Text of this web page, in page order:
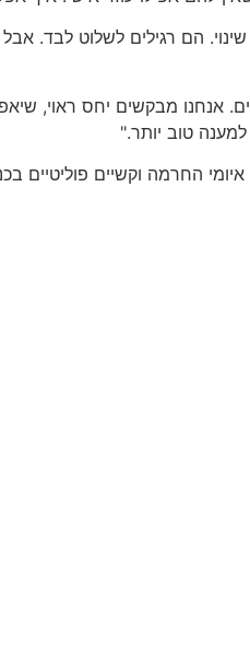
הם רגילים לשלוט לבד. אבל
אנחנו מבקשים יחס ראוי,
טוב יותר."
החרמה וקשיים